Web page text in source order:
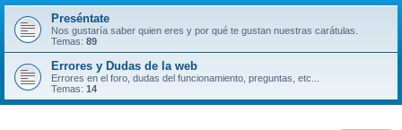
Preséntate
Nos gustaría saber quien eres y por qué te gustan nuestras carátulas.
Temas: 89
Errores y Dudas de la web
Errores en el foro, dudas del funcionamiento, preguntas, etc...
Temas: 14